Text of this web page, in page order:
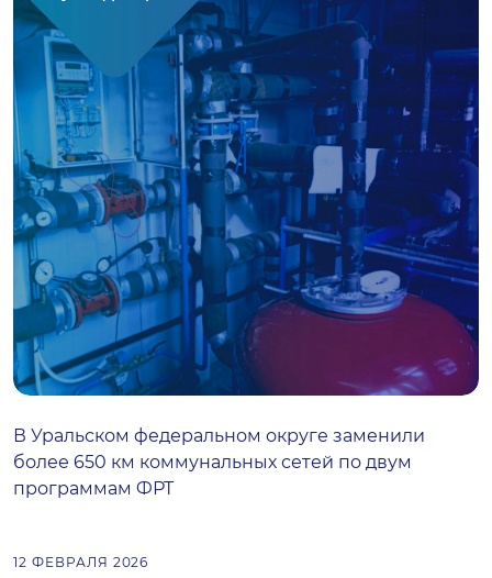
В Уральском федеральном округе заменили
более 650 км коммунальных сетей по двум
программам ФРТ
12 ФЕВРАЛЯ 2026